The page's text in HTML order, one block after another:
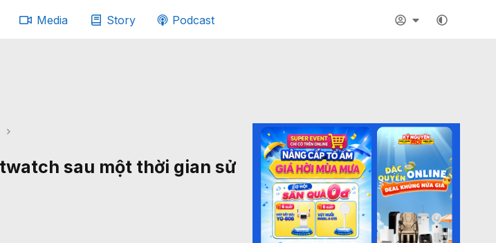
Media Story Podcast
sau một thời gian sử